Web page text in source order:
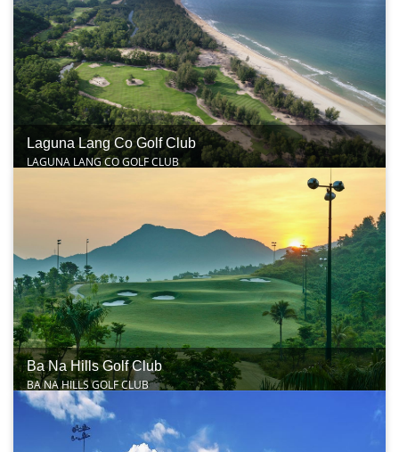
Laguna Lang Co Golf Club
LAGUNA LANG CO GOLF CLUB
Ba Na Hills Golf Club
BA NA HILLS GOLF CLUB